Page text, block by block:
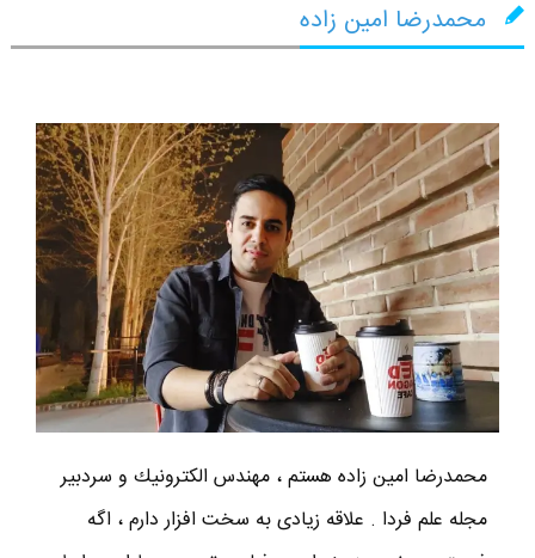
محمدرضا امین زاده
محمدرضا امين زاده هستم ، مهندس الكترونيك و سردبير
مجله علم فردا . علاقه زیادی به سخت افزار دارم ، اگه